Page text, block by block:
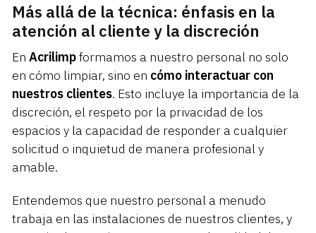
Más allá de la técnica: énfasis en la
atención al cliente y la discreción
En Acrilimpformamos a nuestro personal no solo
en cómo limpiar, sino en cómo interactuar con
nuestros clientes. Esto incluye la importancia de la
discreción, el respeto por la privacidad de los
espacios y la capacidad de responder a cualquier
solicitud o inquietud de manera profesional y
amable.
Entendemos que nuestro personal a menudo
trabaja en las instalaciones de nuestros clientes, y